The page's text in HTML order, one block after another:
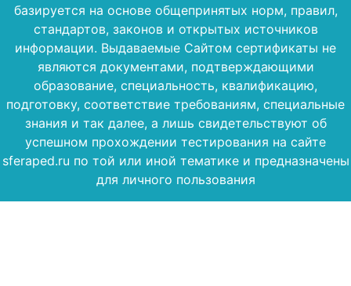
базируется на основе общепринятых норм, правил,
стандартов, законов и открытых источников
информации. Выдаваемые Сайтом сертификаты не
являются документами, подтверждающими
образование, специальность, квалификацию,
подготовку, соответствие требованиям, специальные
знания и так далее, а лишь свидетельствуют об
успешном прохождении тестирования на сайте
sferaped.ru по той или иной тематике и предназначены
для личного пользования